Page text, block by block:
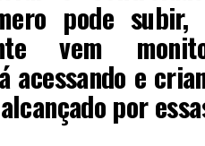
pode
vem
acessando e
por